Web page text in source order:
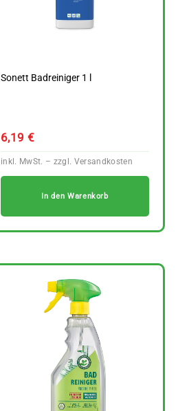
Sonett Badreiniger 1 l
6,19 €
In den Warenkorb